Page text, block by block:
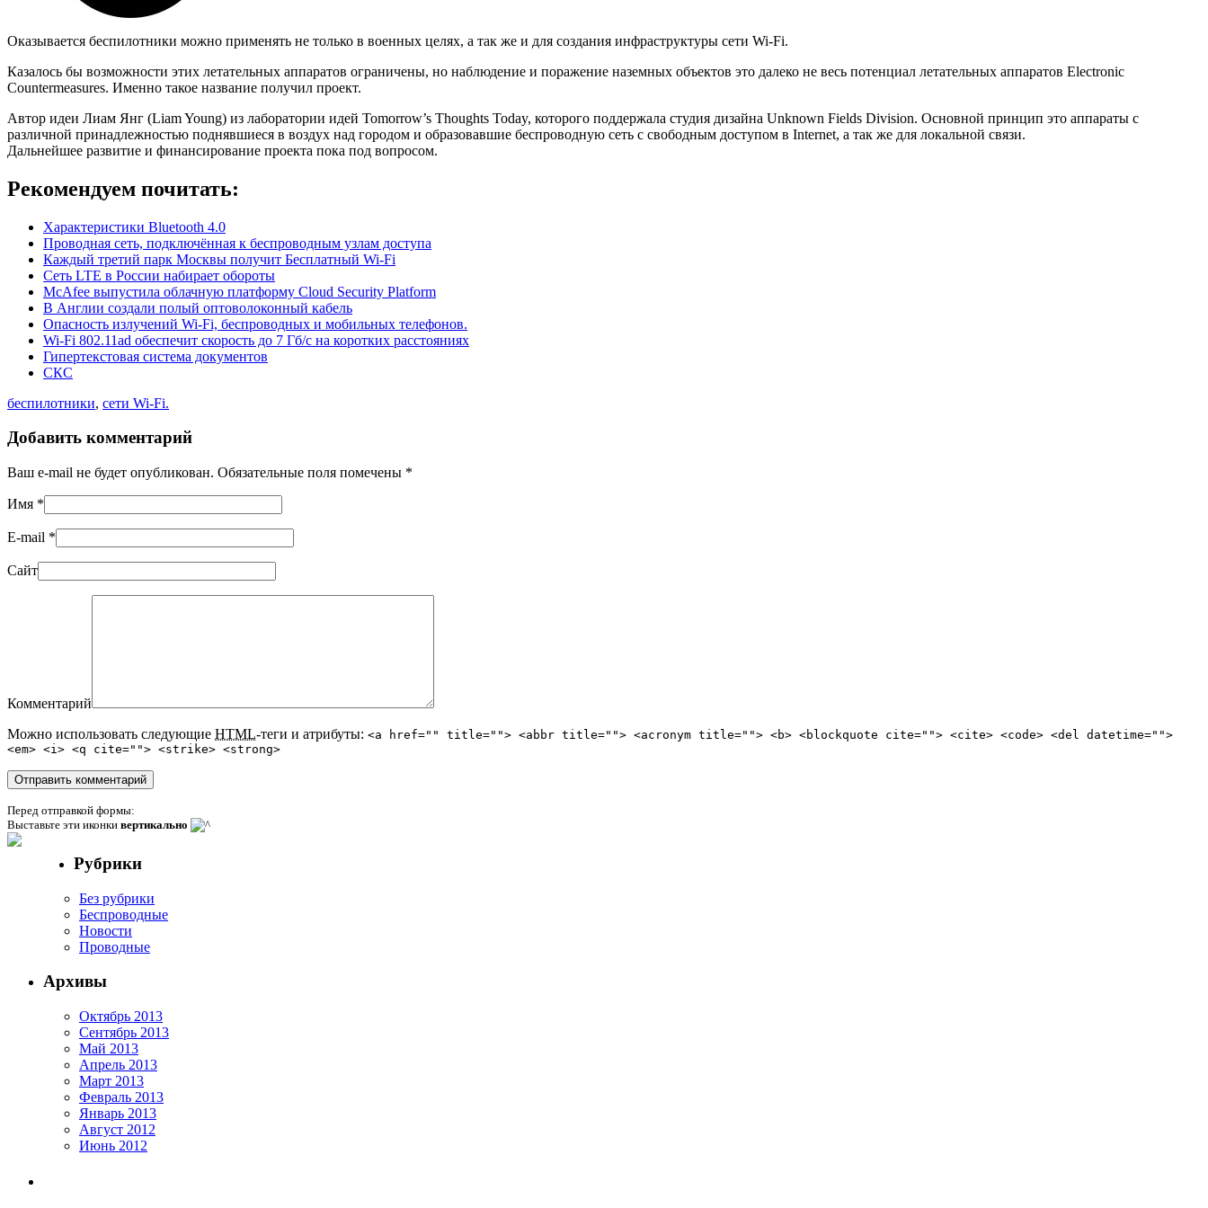
Оказывается беспилотники можно применять не только в военных целях, а так же и для создания инфраструктуры сети Wi-Fi.
Казалось бы возможности этих летательных аппаратов ограничены, но наблюдение и поражение наземных объектов это далеко не весь потенциал летательных аппаратов Electronic
Countermeasures. Именно такое название получил проект.
Автор идеи Лиам Янг (Liam Young) из лаборатории идей Tomorrow’s Thoughts Today, которого поддержала студия дизайна Unknown Fields Division. Основной принцип это аппараты с
различной принадлежностью поднявшиеся в воздух над городом и образовавшие беспроводную сеть с свободным доступом в Internet, а так же для локальной связи.
Дальнейшее развитие и финансирование проекта пока под вопросом.
Рекомендуем почитать:
Характеристики Bluetooth 4.0
Проводная сеть, подключённая к беспроводным узлам доступа
Каждый третий парк Москвы получит Бесплатный Wi-Fi
Сеть LTE в России набирает обороты
McAfee выпустила облачную платформу Cloud Security Platform
В Англии создали полый оптоволоконный кабель
Опасность излучений Wi-Fi, беспроводных и мобильных телефонов.
Wi-Fi 802.11ad обеспечит скорость до 7 Гб/с на коротких расстояниях
Гипертекстовая система документов
СКС
беспилотники, сети Wi-Fi.
Добавить комментарий
Ваш e-mail не будет опубликован. Обязательные поля помечены *
Имя *
E-mail *
Сайт
Комментарий
Можно использовать следующие HTML-теги и атрибуты: <a href="" title=""> <abbr title=""> <acronym title=""> <b> <blockquote cite=""> <cite> <code> <del datetime="">
<em> <i> <q cite=""> <strike> <strong>
Перед отправкой формы:
Выставьте эти иконки вертикально
Рубрики
Без рубрики
Беспроводные
Новости
Проводные
Архивы
Октябрь 2013
Сентябрь 2013
Май 2013
Апрель 2013
Март 2013
Февраль 2013
Январь 2013
Август 2012
Июнь 2012